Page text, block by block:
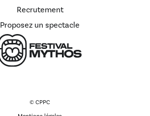
Recrutement
Proposez un spectacle
© CPPC